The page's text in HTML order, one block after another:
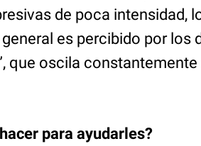
de poca intensidad,
es percibido por los
que oscila
para ayudarles?